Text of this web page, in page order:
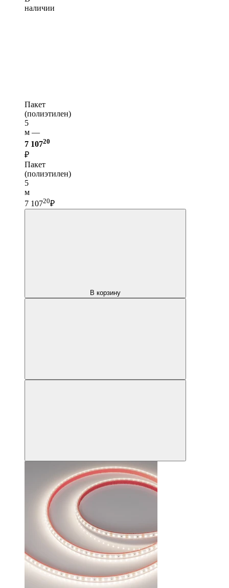
наличии
Пакет
(полиэтилен)
5
м —
7 10720
₽
Пакет
(полиэтилен)
5
м
7 10720₽
В корзину